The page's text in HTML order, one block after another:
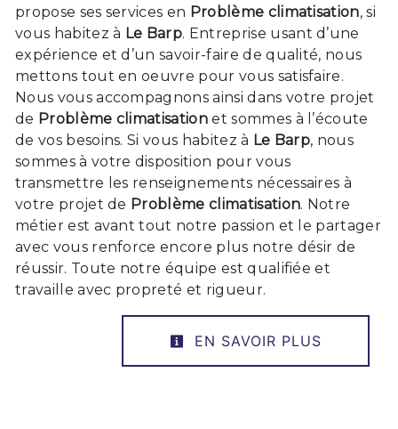
propose ses services en Problème climatisation, si
vous habitez à Le Barp. Entreprise usant d’une
expérience et d’un savoir-faire de qualité, nous
mettons tout en oeuvre pour vous satisfaire.
Nous vous accompagnons ainsi dans votre projet
de Problème climatisation et sommes à l’écoute
de vos besoins. Si vous habitez à Le Barp, nous
sommes à votre disposition pour vous
transmettre les renseignements nécessaires à
votre projet de Problème climatisation. Notre
métier est avant tout notre passion et le partager
avec vous renforce encore plus notre désir de
réussir. Toute notre équipe est qualifiée et
travaille avec propreté et rigueur.
EN SAVOIR PLUS